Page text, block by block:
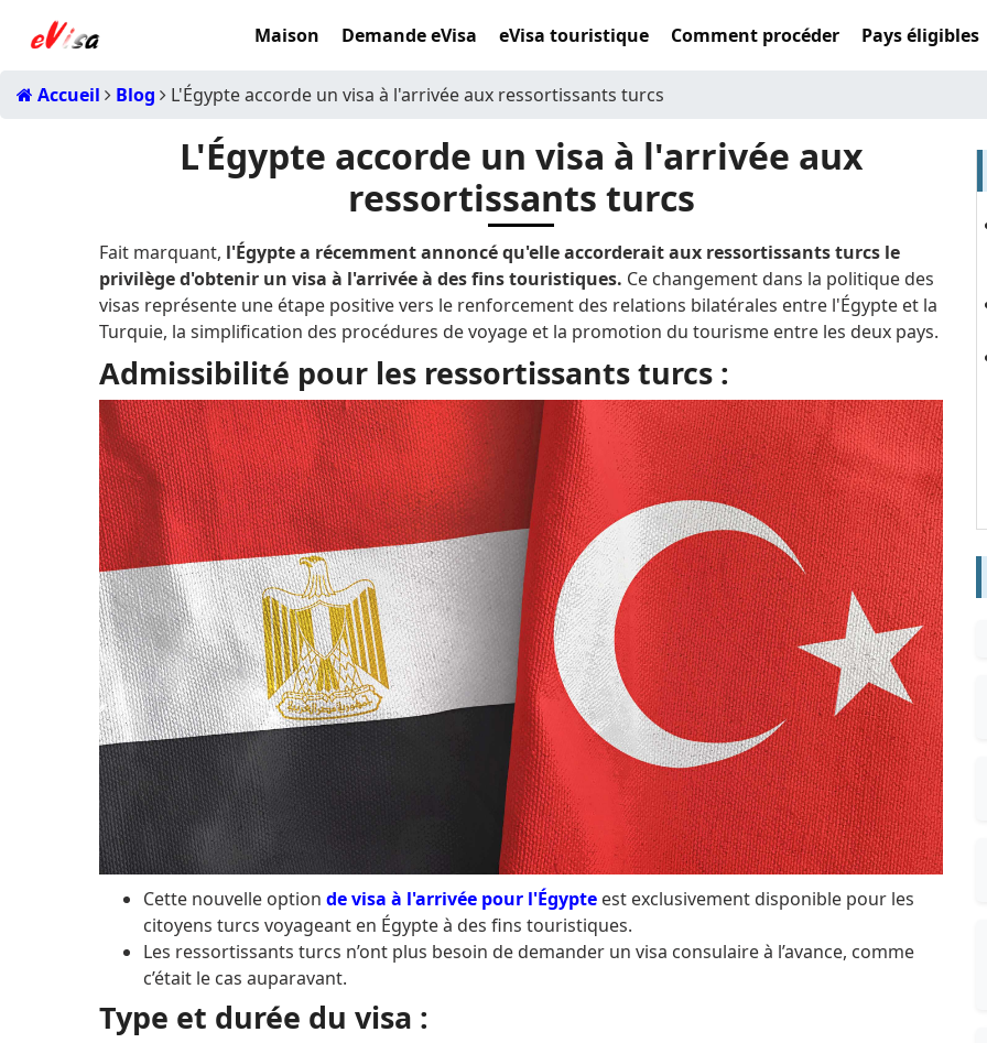
Maison Demande eVisa eVisa touristique Comment procéder Pays éligibles
Accueil Blog L'Égypte accorde un visa à l'arrivée aux ressortissants turcs
L'Égypte accorde un visa à l'arrivée aux
ressortissants turcs
Fait marquant, l'Égypte a récemment annoncé qu'elle accorderait aux ressortissants turcs le
privilège d'obtenir un visa à l'arrivée à des fins touristiques. Ce changement dans la politique des
visas représente une étape positive vers le renforcement des relations bilatérales entre l'Égypte et la
Turquie, la simplification des procédures de voyage et la promotion du tourisme entre les deux pays.
Admissibilité pour les ressortissants turcs :
Cette nouvelle option de visa à l'arrivée pour l'Égypte est exclusivement disponible pour les
citoyens turcs voyageant en Égypte à des fins touristiques.
Les ressortissants turcs n’ont plus besoin de demander un visa consulaire à l’avance, comme
c’était le cas auparavant.
Type et durée du visa :